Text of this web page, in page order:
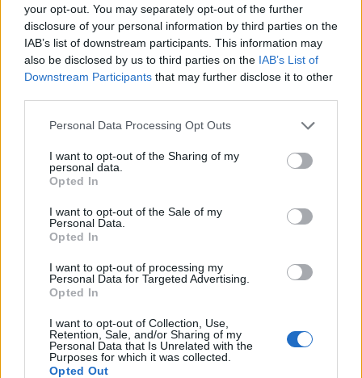
your opt-out. You may separately opt-out of the further
disclosure of your personal information by third parties on the
IAB’s list of downstream participants. This information may
also be disclosed by us to third parties on the IAB’s List of
Downstream Participants that may further disclose it to other
Personal Data Processing Opt Outs
I want to opt-out of the Sharing of my
personal data.
Opted In
I want to opt-out of the Sale of my
Personal Data.
Opted In
I want to opt-out of processing my
Personal Data for Targeted Advertising.
Opted In
I want to opt-out of Collection, Use,
Retention, Sale, and/or Sharing of my
Personal Data that Is Unrelated with the
Purposes for which it was collected.
Opted Out
spôsobiť mu v budúcnosti vážne problémy.“ Bella bola
staršia ako mnohí jeho bežní pacienti, no chirurg bol
presvedčený, že vie dievčaťu pomôcť.
práce Joea Niamatu. Po zhliadnutí, čo sa chirurgovi
podarilo urobiť s jej ušami, sa Bella opäť rozplakala –
Rodiča dievčaťa nevedeli vynachváliť šikovnosť a
zručnosť chirurga. Mladá školáčka žiarila ako zbrusu
nová minca. Roky šikanovania odišli spolu s jej